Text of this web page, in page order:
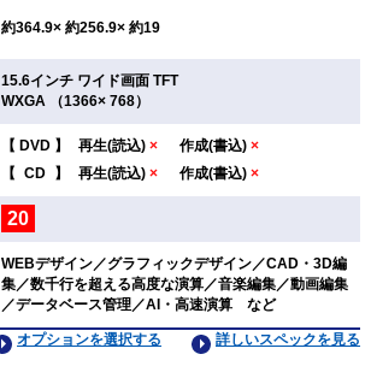
約364.9× 約256.9× 約19
15.6インチ ワイド画面 TFT
WXGA （1366× 768）
【 DVD 】 再生(読込) × 作成(書込) ×
【 CD 】 再生(読込) × 作成(書込) ×
20
WEBデザイン／グラフィックデザイン／CAD・3D編
集／数千行を超える高度な演算／音楽編集／動画編集
／データベース管理／AI・高速演算 など
詳しいスペックを見る
オプションを選択する